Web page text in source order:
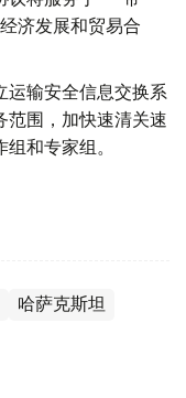
济发展和贸易合
运输安全信息交换系
范围，加快速清关速
和专家组。
哈萨克斯坦